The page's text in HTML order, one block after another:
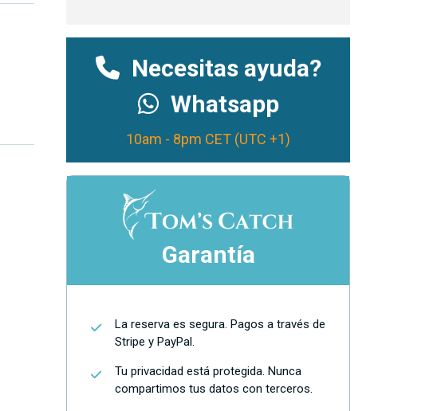
Necesitas ayuda?
Whatsapp
10am - 8pm CET (UTC +1)
Garantía
La reserva es segura. Pagos a través de
Stripe y PayPal.
Tu privacidad está protegida. Nunca
compartimos tus datos con terceros.